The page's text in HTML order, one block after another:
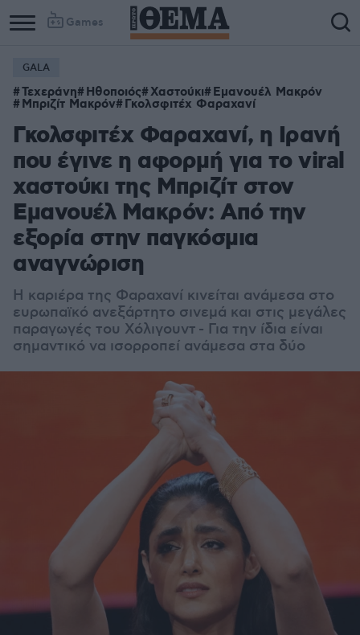
Games
GALA
Τεχεράνη Ηθοποιός Χαστούκι Εμανουέλ Μακρόν
Μπριζίτ Μακρόν Γκολσφιτέχ Φαραχανί
Γκολσφιτέχ Φαραχανί, η Ιρανή
που έγινε η αφορμή για το viral
χαστούκι της Μπριζίτ στον
Εμανουέλ Μακρόν: Από την
εξορία στην παγκόσμια
αναγνώριση
Η καριέρα της Φαραχανί κινείται ανάμεσα στο
ευρωπαϊκό ανεξάρτητο σινεμά και στις μεγάλες
παραγωγές του Χόλιγουντ - Για την ίδια είναι
σημαντικό να ισορροπεί ανάμεσα στα δύο